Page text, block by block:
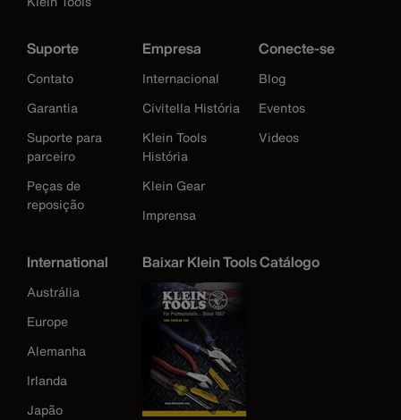
Suporte
Contato
Garantia
Suporte para
parceiro
Peças de
reposição
Empresa
Internacional
Civitella História
Klein Tools
História
Klein Gear
Imprensa
Conecte-se
Blog
Eventos
Videos
International
Austrália
Europe
Alemanha
Irlanda
Japão
Baixar Klein Tools Catálogo